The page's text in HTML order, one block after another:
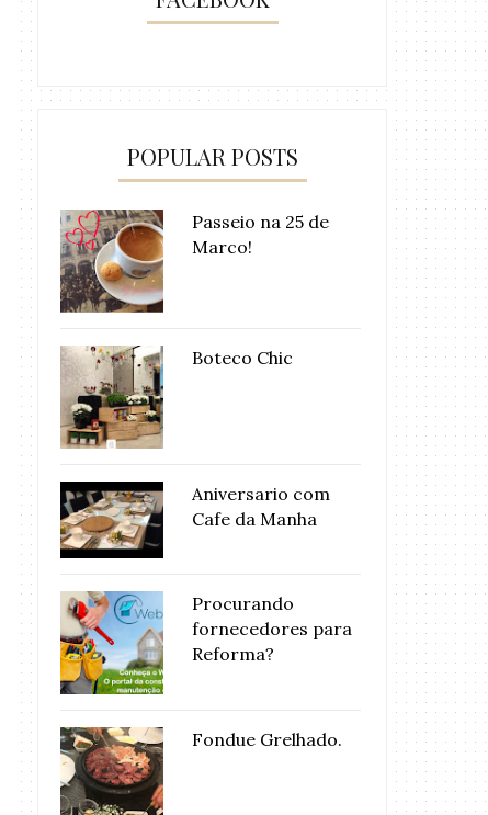
POPULAR POSTS
Passeio na 25 de
Marco!
Boteco Chic
Aniversario com
Cafe da Manha
Procurando
fornecedores para
Reforma?
Fondue Grelhado.